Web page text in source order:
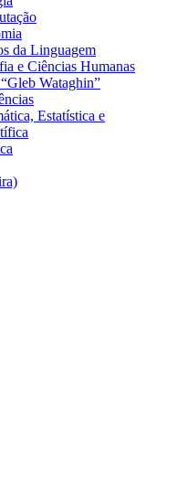
da Linguagem
e Ciências Humanas
Wataghin”
Estatística e